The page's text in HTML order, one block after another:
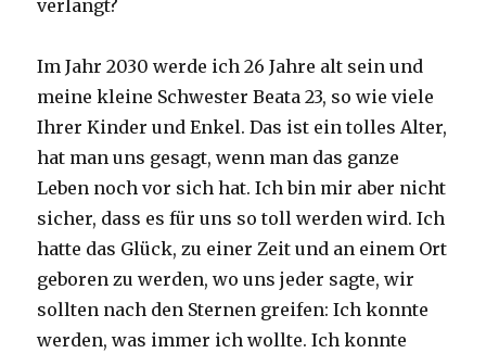
verlangt?
Im Jahr 2030 werde ich 26 Jahre alt sein und
meine kleine Schwester Beata 23, so wie viele
Ihrer Kinder und Enkel. Das ist ein tolles Alter,
hat man uns gesagt, wenn man das ganze
Leben noch vor sich hat. Ich bin mir aber nicht
sicher, dass es für uns so toll werden wird. Ich
hatte das Glück, zu einer Zeit und an einem Ort
geboren zu werden, wo uns jeder sagte, wir
sollten nach den Sternen greifen: Ich konnte
werden, was immer ich wollte. Ich konnte